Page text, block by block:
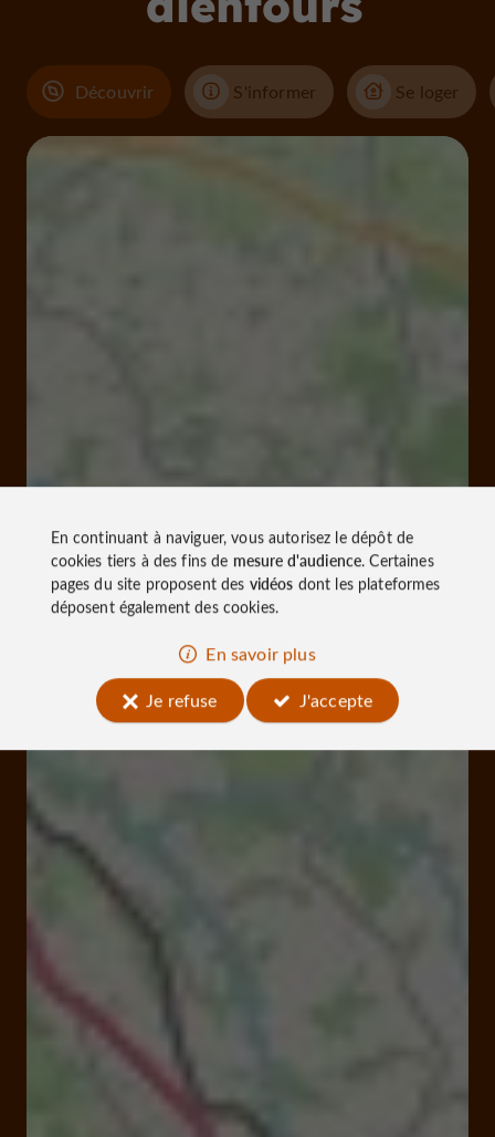
Découvrir S'informer Se loger
En continuant à naviguer, vous autorisez le dépôt de
cookies tiers à des fins de mesure d'audience. Certaines
pages du site proposent des vidéos dont les plateformes
déposent également des cookies.
En savoir plus
Je refuse
J'accepte